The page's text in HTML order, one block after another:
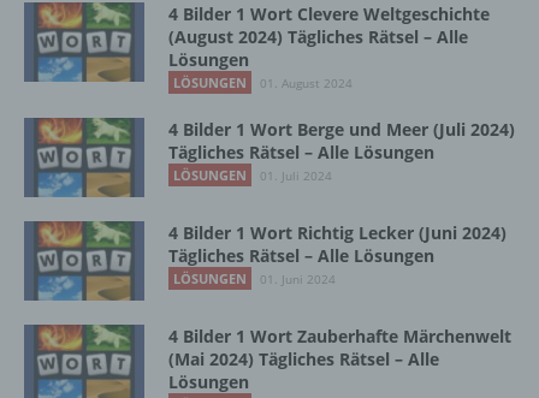
4 Bilder 1 Wort Clevere Weltgeschichte
(August 2024) Tägliches Rätsel – Alle
Lösungen
LÖSUNGEN 01. August 2024
4 Bilder 1 Wort Berge und Meer (Juli 2024)
Tägliches Rätsel – Alle Lösungen
LÖSUNGEN 01. Juli 2024
4 Bilder 1 Wort Richtig Lecker (Juni 2024)
Tägliches Rätsel – Alle Lösungen
LÖSUNGEN 01. Juni 2024
4 Bilder 1 Wort Zauberhafte Märchenwelt
(Mai 2024) Tägliches Rätsel – Alle
Lösungen
werden.
c) Verarbeitung
Verarbeitung ist jeder mit oder ohne Hilfe
automatisierter Verfahren ausgeführte
Vorgang oder jede solche Vorgangsreihe im
Zusammenhang mit personenbezogenen
Daten wie das Erheben, das Erfassen, die
Organisation, das Ordnen, die Speicherung,
die Anpassung oder Veränderung, das
die Offenlegung durch Übermittlung,
Verbreitung oder eine andere Form der
Bereitstellung, den Abgleich oder die